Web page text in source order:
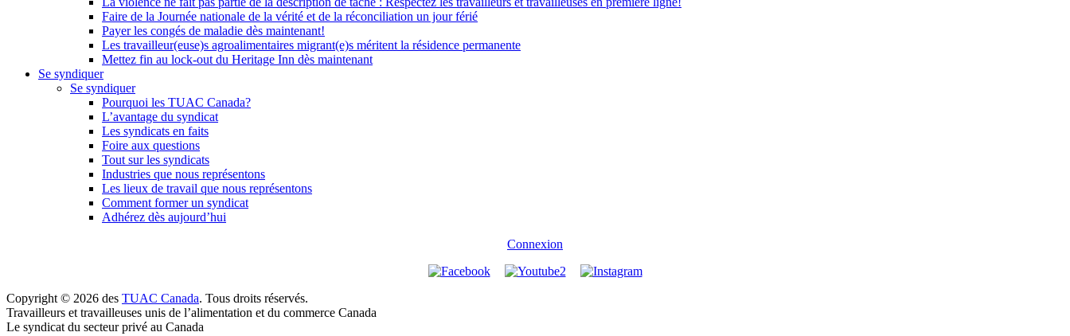
Faire de la Journée nationale de la vérité et de la réconciliation un jour férié
Payer les congés de maladie dès maintenant!
Les travailleur(euse)s agroalimentaires migrant(e)s méritent la résidence permanente
Mettez fin au lock-out du Heritage Inn dès maintenant
Se syndiquer
Se syndiquer
Pourquoi les TUAC Canada?
L’avantage du syndicat
Les syndicats en faits
Foire aux questions
Tout sur les syndicats
Industries que nous représentons
Les lieux de travail que nous représentons
Comment former un syndicat
Adhérez dès aujourd’hui
Connexion
Copyright © 2026 des TUAC Canada. Tous droits réservés.
Travailleurs et travailleuses unis de l’alimentation et du commerce Canada
Le syndicat du secteur privé au Canada